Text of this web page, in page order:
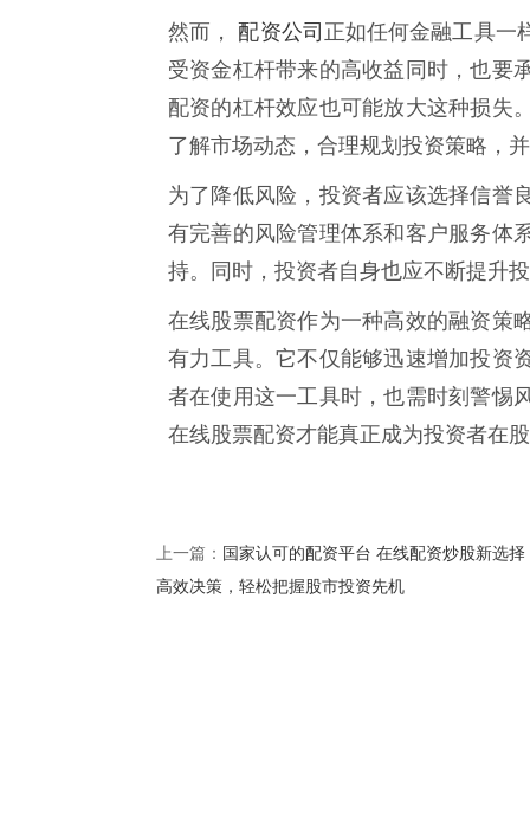
然而， 配资公司 正如任何金融工具一
受资金杠杆带来的高收益同时，也要
配资的杠杆效应也可能放大这种损失
了解市场动态，合理规划投资策略，并
为了降低风险，投资者应该选择信誉
有完善的风险管理体系和客户服务体
持。同时，投资者自身也应不断提升
在线股票配资作为一种高效的融资策
有力工具。它不仅能够迅速增加投资
者在使用这一工具时，也需时刻警惕
在线股票配资才能真正成为投资者在
上一篇： 国家认可的配资平台 在线配资炒股新选择
高效决策，轻松把握股市投资先机